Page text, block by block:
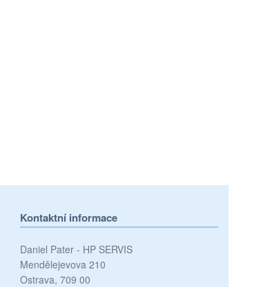
Kontaktní informace
Daniel Pater - HP SERVIS
Mendělejevova 210
Ostrava, 709 00